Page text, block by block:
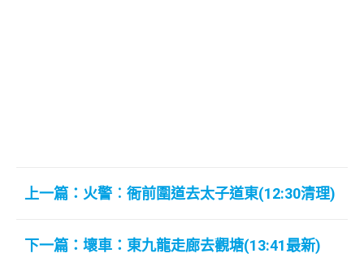
上一篇：火警︰衙前圍道去太子道東(12:30清理)
下一篇：壞車：東九龍走廊去觀塘(13:41最新)